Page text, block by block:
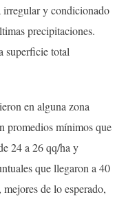
irregular y condicionado
precipitaciones.
superficie total
en alguna zona
promedios mínimos que
24 a 26 qq/ha y
que llegaron a 40
de lo esperado,